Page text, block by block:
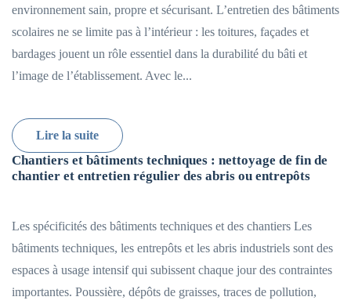
environnement sain, propre et sécurisant. L’entretien des bâtiments
scolaires ne se limite pas à l’intérieur : les toitures, façades et
bardages jouent un rôle essentiel dans la durabilité du bâti et
l’image de l’établissement. Avec le...
Lire la suite
Chantiers et bâtiments techniques : nettoyage de fin de
chantier et entretien régulier des abris ou entrepôts
Les spécificités des bâtiments techniques et des chantiers Les
bâtiments techniques, les entrepôts et les abris industriels sont des
espaces à usage intensif qui subissent chaque jour des contraintes
importantes. Poussière, dépôts de graisses, traces de pollution,